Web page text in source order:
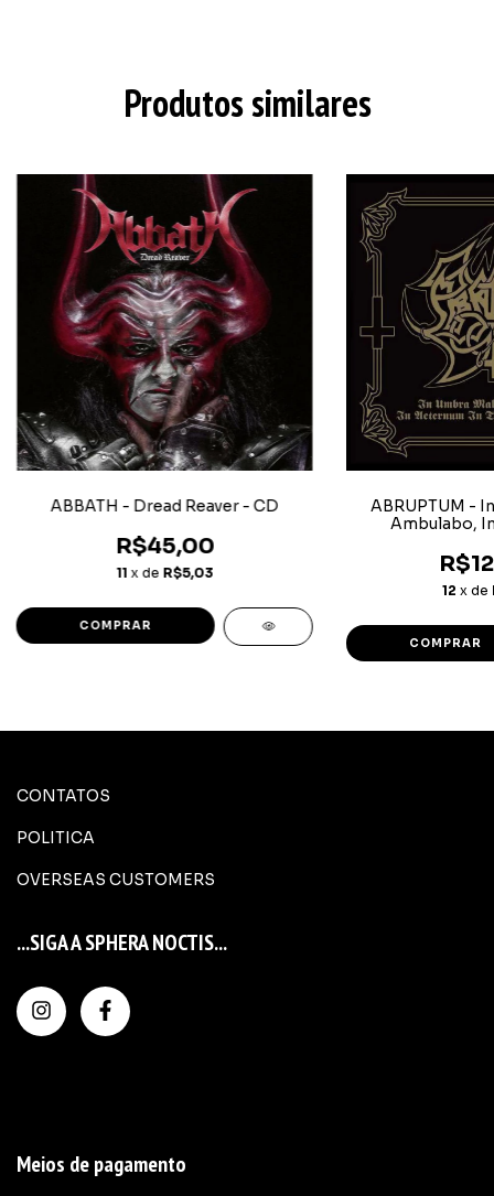
Produtos similares
ABBATH - Dread Reaver - CD
R$45,00
11 x de R$5,03
ABRUPTUM -
Ambulabo,
12 x de
CONTATOS
POLITICA
OVERSEAS CUSTOMERS
...SIGA A SPHERA NOCTIS...
Meios de pagamento